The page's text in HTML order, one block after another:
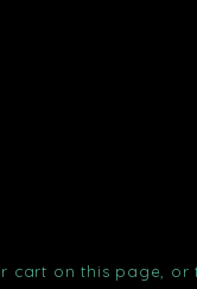
cart on this page, or